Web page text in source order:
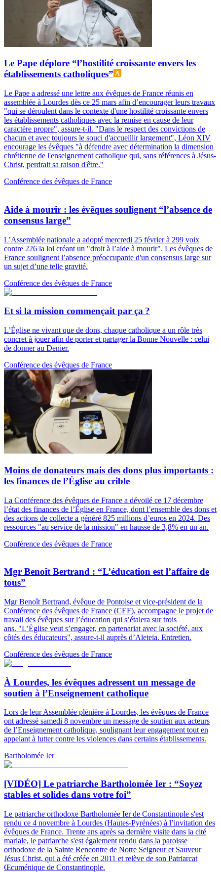
Le Pape déplore “l’hostilité croissante envers les
établissements catholiques”
Le Pape a adressé une lettre aux évêques de France réunis en
assemblée à Lourdes dès ce 25 mars afin d’encourager leurs travaux
"qui se déroulent dans le contexte d'une hostilité croissante envers
les établissements catholiques avec la remise en cause de leur
caractère propre", assure-t-il. "Dans le respect des convictions de
chacun et avec toujours le souci d'accueillir largement", Léon XIV
encourage les évêques "à défendre avec détermination la dimension
chrétienne de l'enseignement catholique qui, sans références à Jésus-
Christ, perdrait sa raison d'être."
Conférence des évêques de France
Aide à mourir : les évêques soulignent “l’absence de
consensus large”
L’Assemblée nationale a adopté mercredi 25 février à 299 voix
contre 226 la loi créant un "droit à l’aide à mourir". Les évêques de
France soulignent l’absence préoccupante d'un consensus large sur
un sujet d’une telle gravité.
Conférence des évêques de France
Et si la mission commençait par ça ?
L’Église ne vivant que de dons, chaque catholique a un rôle très
concret à jouer afin de porter et partager la Bonne Nouvelle : celui
de donner au Denier.
Conférence des évêques de France
Moins de donateurs mais des dons plus importants :
les finances de l’Église au crible
La Conférence des évêques de France a dévoilé ce 17 décembre
l’état des finances de l’Église en France, dont l’ensemble des dons et
des actions de collecte a généré 825 millions d’euros en 2024. Des
ressources "au service de la mission" en hausse de 3,8% en un an.
Conférence des évêques de France
Mgr Benoît Bertrand : “L’éducation est l’affaire de
tous”
Mgr Benoît Bertrand, évêque de Pontoise et vice-président de la
Conférence des évêques de France (CEF), accompagne le projet de
travail des évêques sur l’éducation qui s’étalera sur trois
ans. "L’Église veut s’engager, en partenariat avec la société, aux
côtés des éducateurs", assure-t-il auprès d’Aleteia. Entretien.
Conférence des évêques de France
À Lourdes, les évêques adressent un message de
soutien à l’Enseignement catholique
Lors de leur Assemblée plénière à Lourdes, les évêques de France
ont adressé samedi 8 novembre un message de soutien aux acteurs
de l’Enseignement catholique, soulignant leur engagement tout en
appelant à lutter contre les violences dans certains établissements.
Bartholomée Ier
[VIDÉO] Le patriarche Bartholomée Ier : “Soyez
stables et solides dans votre foi”
Le patriarche orthodoxe Bartholomée Ier de Constantinople s'est
rendu ce 4 novembre à Lourdes (Hautes-Pyrénées) à l’invitation des
évêques de France. Trente ans après sa dernière visite dans la cité
mariale, le patriarche s'est également rendu dans la paroisse
orthodoxe de la Sainte Rencontre de Notre Seigneur et Sauveur
Jésus Christ, qui a été créée en 2011 et relève de son Patriarcat
Œcuménique de Constantinople.